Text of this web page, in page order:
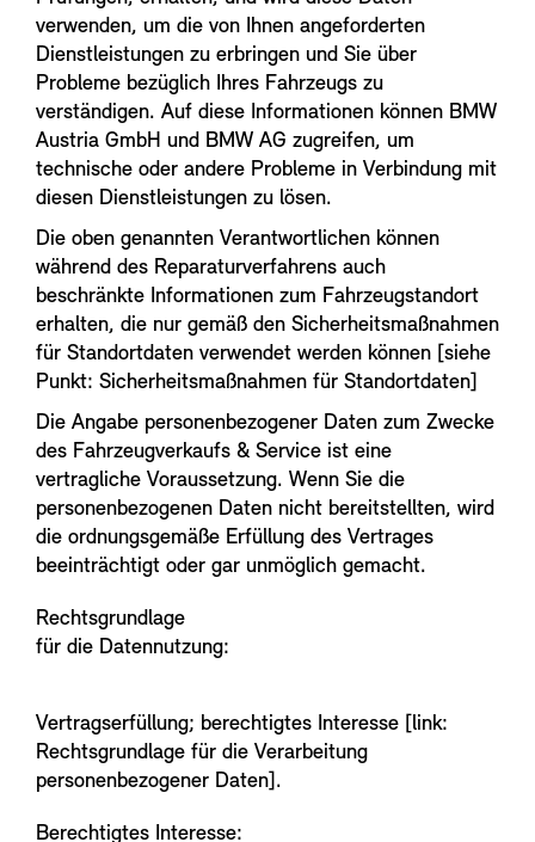
verwenden, um die von Ihnen angeforderten
Dienstleistungen zu erbringen und Sie über
Probleme bezüglich Ihres Fahrzeugs zu
verständigen. Auf diese Informationen können BMW
Austria GmbH und BMW AG zugreifen, um
technische oder andere Probleme in Verbindung mit
diesen Dienstleistungen zu lösen.
Die oben genannten Verantwortlichen können
während des Reparaturverfahrens auch
beschränkte Informationen zum Fahrzeugstandort
erhalten, die nur gemäß den Sicherheitsmaßnahmen
für Standortdaten verwendet werden können [siehe
Punkt: Sicherheitsmaßnahmen für Standortdaten]
Die Angabe personenbezogener Daten zum Zwecke
des Fahrzeugverkaufs & Service ist eine
vertragliche Voraussetzung. Wenn Sie die
personenbezogenen Daten nicht bereitstellten, wird
die ordnungsgemäße Erfüllung des Vertrages
beeinträchtigt oder gar unmöglich gemacht.
Rechtsgrundlage
für die Datennutzung:
Vertragserfüllung; berechtigtes Interesse [link:
Rechtsgrundlage für die Verarbeitung
personenbezogener Daten].
Berechtigtes Interesse: